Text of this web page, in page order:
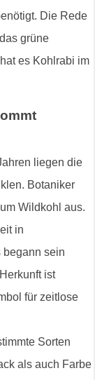
Die Rede
grüne
es Kohlrabi im
liegen die
Botaniker
Wildkohl aus.
in
begann sein
ist
für zeitlose
Sorten
als auch Farbe